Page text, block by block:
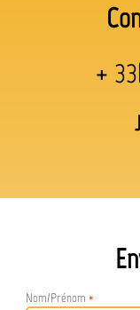
+
Nom/Prénom *